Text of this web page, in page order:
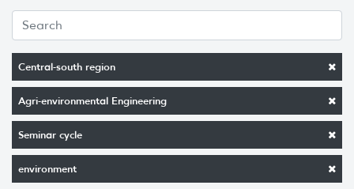
Central-south region
Agri-environmental Engineering
Seminar cycle
environment